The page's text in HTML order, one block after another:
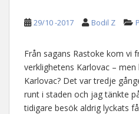
29/10 -2017 Bodil Z
Från sagans Rastoke kom vi
verklighetens Karlovac –
Karlovac? Det var tredje
runt i staden och jag tänkte
tidigare besök aldrig lyckats